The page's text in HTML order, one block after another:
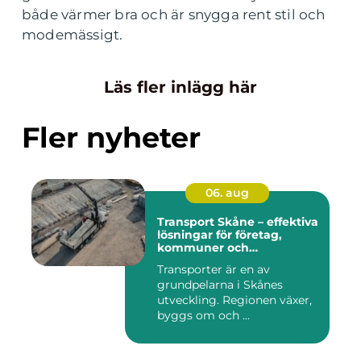
både värmer bra och är snygga rent stil och
modemässigt.
Läs fler inlägg här
Fler nyheter
06. aug
Transport Skåne – effektiva
lösningar för företag,
kommuner och
Transporter är en av
grundpelarna i Skånes
utveckling. Regionen växer,
byggs om och ...